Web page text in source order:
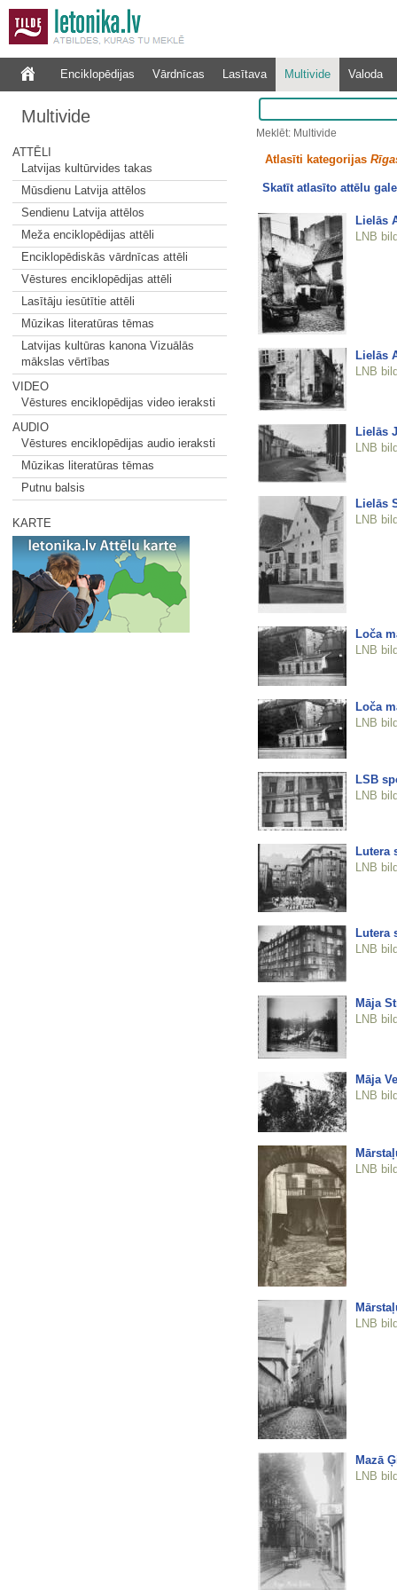
Enciklopēdijas Vārdnīcas Lasītava Multivide Valoda
Multivide
ATTĒLI
Latvijas kultūrvides takas
Mūsdienu Latvija attēlos
Sendienu Latvija attēlos
Meža enciklopēdijas attēli
Enciklopēdiskās vārdnīcas attēli
Vēstures enciklopēdijas attēli
Lasītāju iesūtītie attēli
Mūzikas literatūras tēmas
Latvijas kultūras kanona Vizuālās
mākslas vērtības
VIDEO
Vēstures enciklopēdijas video ieraksti
AUDIO
Vēstures enciklopēdijas audio ieraksti
Mūzikas literatūras tēmas
Putnu balsis
KARTE
Meklēt: Multivide
Atlasīti kategorijas
Skatīt atlasīto attēlu
Lielās
LNB
Lielās
LNB
Lielās
LNB
Lielās
LNB
Loča
LNB
Loča
LNB
LSB
LNB
Lutera
LNB
Lutera
LNB
Māja
LNB
Māja
LNB
LNB
LNB
Mazā
LNB